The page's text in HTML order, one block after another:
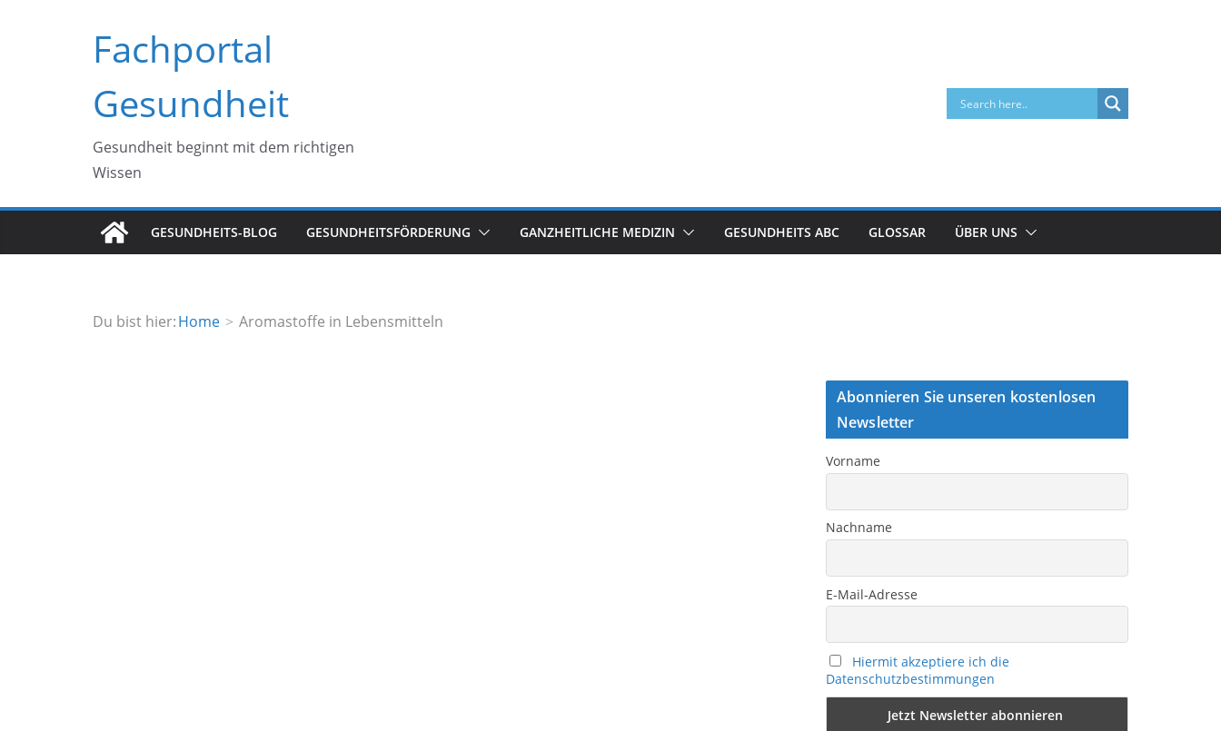
Fachportal
Gesundheit
Gesundheit beginnt mit dem richtigen
Wissen
GESUNDHEITS-BLOG GESUNDHEITSFÖRDERUNG GANZHEITLICHE MEDIZIN GESUNDHEITS ABC GLOSSAR ÜBER UNS
Du bist hier:Home Aromastoffe in Lebensmitteln
Abonnieren Sie unseren kostenlosen
Newsletter
Vorname
Nachname
E-Mail-Adresse
Hiermit akzeptiere ich die
Datenschutzbestimmungen